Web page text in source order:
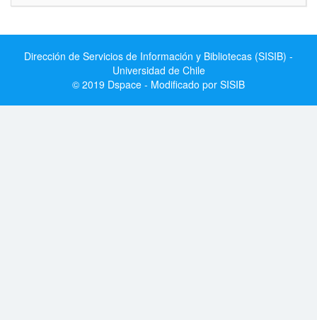
Dirección de Servicios de Información y Bibliotecas (SISIB) -
Universidad de Chile
© 2019 Dspace - Modificado por SISIB